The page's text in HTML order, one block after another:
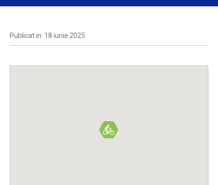
Publicat in: 18 iunie 2025